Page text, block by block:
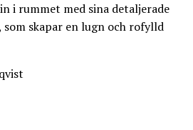
i rummet med sina detaljerade
skapar en lugn och rofylld